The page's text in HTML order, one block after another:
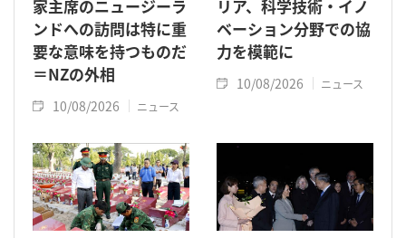
家主席のニュージーラ
ンドへの訪問は特に重
要な意味を持つものだ
＝NZの外相
10/08/2026 ニュース
リア、科学技術・イノ
ベーション分野での協
力を模範に
10/08/2026 ニュース